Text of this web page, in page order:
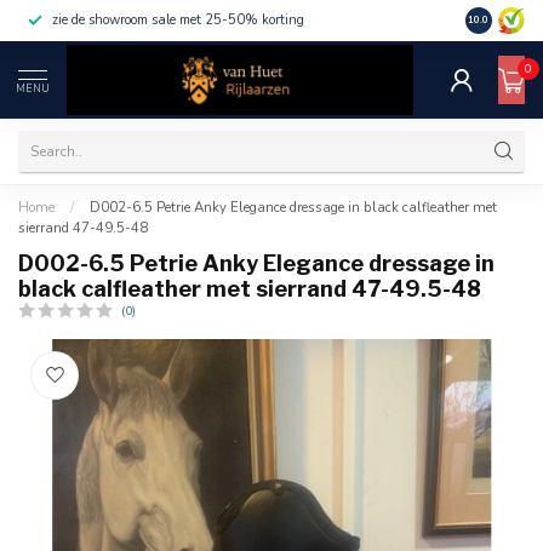
zie de showroom sale met 25-50% korting 10.0
MENU
0
Home /
D002-6.5 Petrie Anky Elegance dressage in black calfleather met
sierrand 47-49.5-48
D002-6.5 Petrie Anky Elegance dressage in
black calfleather met sierrand 47-49.5-48
(0)